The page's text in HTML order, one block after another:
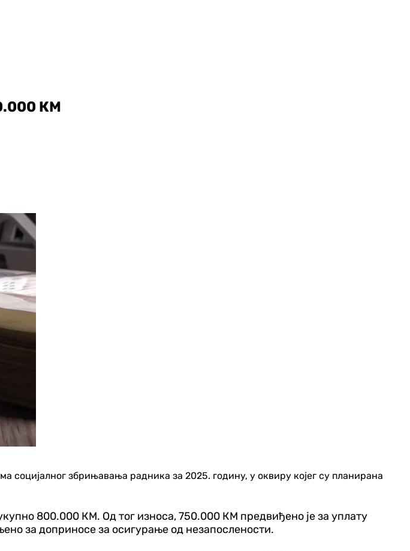
КМ
социјалног збрињавања радника за 2025. годину, у оквиру којег су планирана
800.000 КМ. Од тог износа, 750.000 КМ предвиђено је за уплату
за доприносе за осигурање од незапослености.